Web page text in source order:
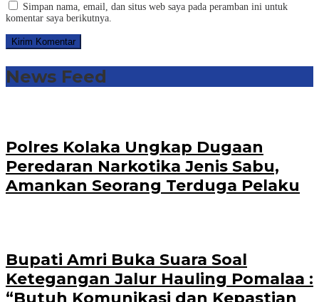
Simpan nama, email, dan situs web saya pada peramban ini untuk
komentar saya berikutnya.
News Feed
Polres Kolaka Ungkap Dugaan
Peredaran Narkotika Jenis Sabu,
Amankan Seorang Terduga Pelaku
Bupati Amri Buka Suara Soal
Ketegangan Jalur Hauling Pomalaa :
“Butuh Komunikasi dan Kepastian